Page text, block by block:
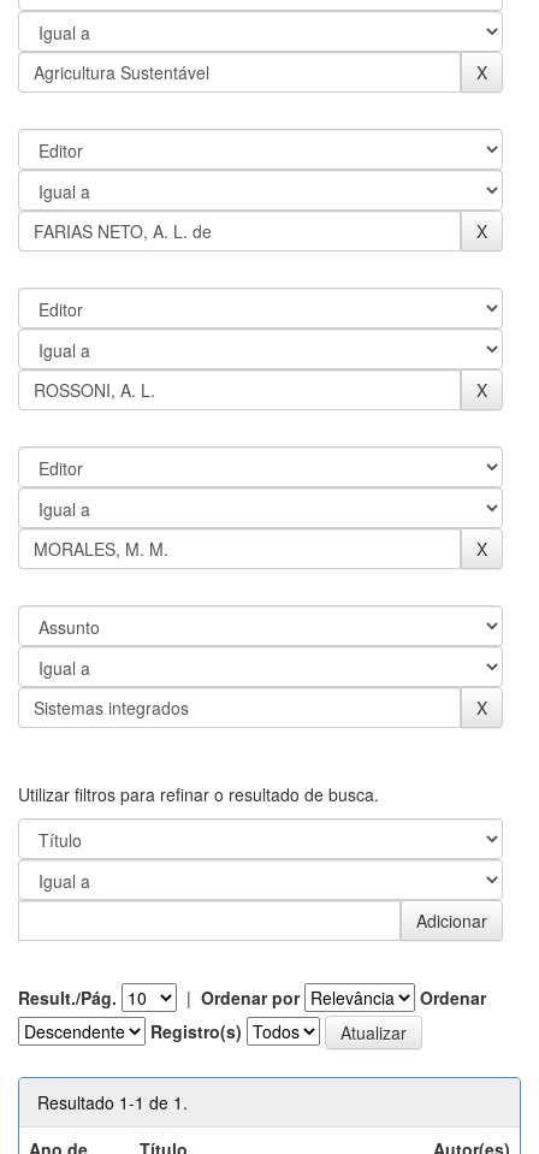
Utilizar filtros para refinar o resultado de busca.
Result./Pág. | Ordenar por
Ordenar
Registro(s)
Resultado 1-1 de 1.
Ano de
Título Autor(es)